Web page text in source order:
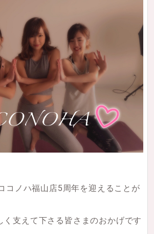
コノハ福山店5周年を迎えることが
く支えて下さる皆さまのおかげです